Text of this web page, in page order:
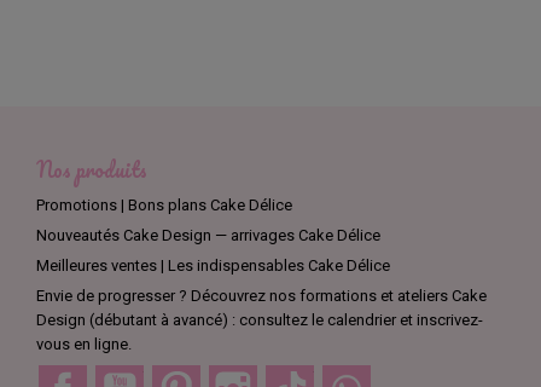
Nos produits
Promotions | Bons plans Cake Délice
Nouveautés Cake Design — arrivages Cake Délice
Meilleures ventes | Les indispensables Cake Délice
Envie de progresser ? Découvrez nos formations et ateliers Cake
Design (débutant à avancé) : consultez le calendrier et inscrivez-
vous en ligne.
Facebook YouTube Pinterest Instagram TikTok